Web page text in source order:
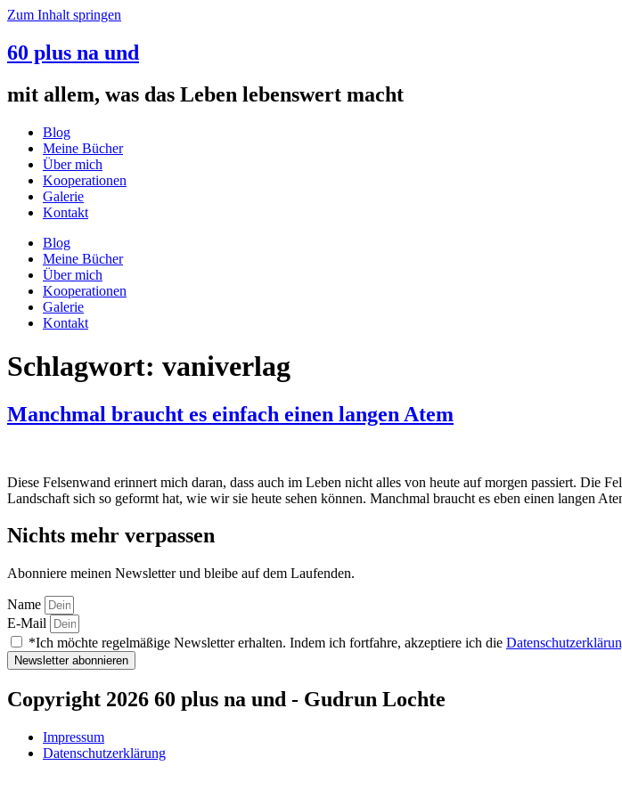
Zum Inhalt springen
60 plus na und
mit allem, was das Leben lebenswert macht
Blog
Meine Bücher
Über mich
Kooperationen
Galerie
Kontakt
Blog
Meine Bücher
Über mich
Kooperationen
Galerie
Kontakt
Schlagwort: vaniverlag
Manchmal braucht es einfach einen langen Atem
Diese Felsenwand erinnert mich daran, dass auch im Leben nicht alles von heute auf morgen passiert. Die
Landschaft sich so geformt hat, wie wir sie heute sehen können. Manchmal braucht es eben einen langen
Nichts mehr verpassen
Abonniere meinen Newsletter und bleibe auf dem Laufenden.
Name
E-Mail
*Ich möchte regelmäßige Newsletter erhalten. Indem ich fortfahre, akzeptiere ich die
Newsletter abonnieren
Copyright 2026 60 plus na und - Gudrun Lochte
Impressum
Datenschutzerklärung